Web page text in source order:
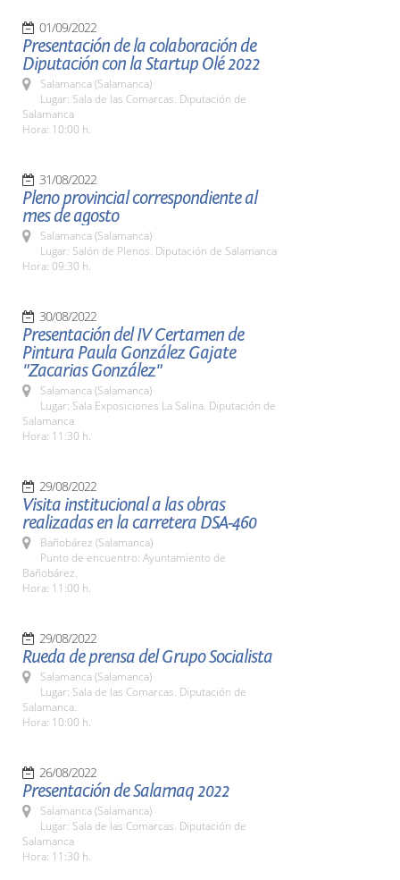
01/09/2022
Presentación de la colaboración de
Diputación con la Startup Olé 2022
Salamanca (Salamanca)
Lugar: Sala de las Comarcas. Diputación de
Salamanca
Hora: 10:00 h.
31/08/2022
Pleno provincial correspondiente al
mes de agosto
Salamanca (Salamanca)
Lugar: Salón de Plenos. Diputación de Salamanca
Hora: 09:30 h.
30/08/2022
Presentación del IV Certamen de
Pintura Paula González Gajate
"Zacarias González"
Salamanca (Salamanca)
Lugar: Sala Exposiciones La Salina. Diputación de
Salamanca
Hora: 11:30 h.
29/08/2022
Visita institucional a las obras
realizadas en la carretera DSA-460
Bañobárez (Salamanca)
Punto de encuentro: Ayuntamiento de
Bañobárez.
Hora: 11:00 h.
29/08/2022
Rueda de prensa del Grupo Socialista
Salamanca (Salamanca)
Lugar: Sala de las Comarcas. Diputación de
Salamanca.
Hora: 10:00 h.
26/08/2022
Presentación de Salamaq 2022
Salamanca (Salamanca)
Lugar: Sala de las Comarcas. Diputación de
Salamanca
Hora: 11:30 h.